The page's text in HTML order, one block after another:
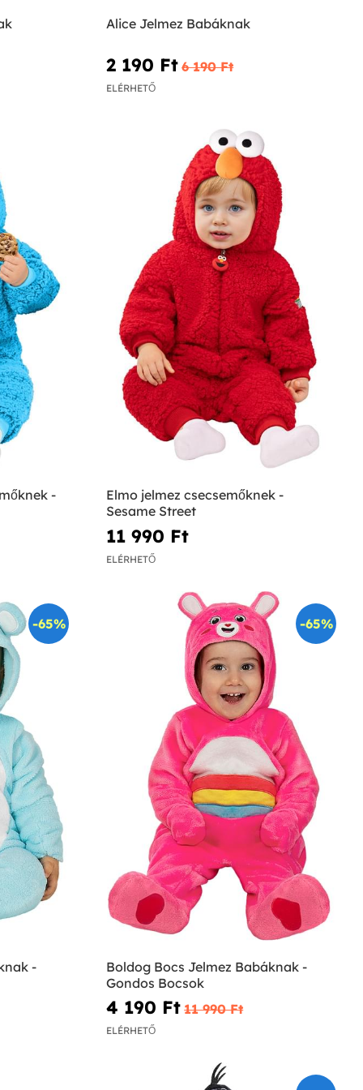
Alice Jelmez Babáknak
2 190 Ft‎ 6 190 Ft‎
ELÉRHETŐ
-
Elmo jelmez csecsemőknek -
Sesame Street
11 990 Ft‎
ELÉRHETŐ
-65%
-
-65%
Boldog Bocs Jelmez Babáknak -
Gondos Bocsok
4 190 Ft‎ 11 990 Ft‎
ELÉRHETŐ